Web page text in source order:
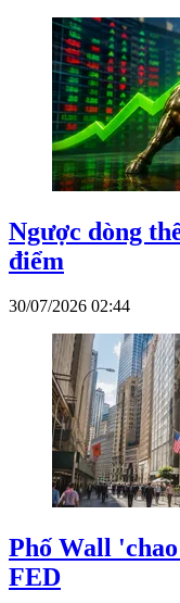
Ngược dòng
điểm
30/07/2026 02:44
Phố Wall
FED